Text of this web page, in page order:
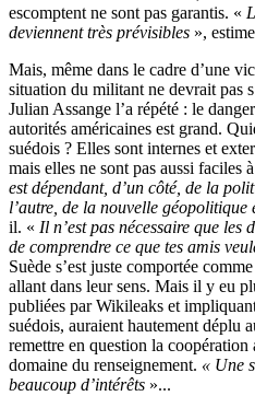
escomptent ne sont pas garantis. «
deviennent très prévisibles »,
Mais, même dans le cadre d’une
situation du militant ne devrait pas
Julian Assange l’a répété : le
autorités américaines est grand.
suédois ? Elles sont internes et
mais elles ne sont pas aussi faciles
est dépendant, d’un côté, de la
l’autre, de la nouvelle géopolitique
il. « Il n’est pas nécessaire que les
de comprendre ce que tes amis
Suède s’est juste comportée
allant dans leur sens. Mais il y eu
publiées par Wikileaks et
suédois, auraient hautement déplu
remettre en question la coopération
domaine du renseignement. « Une
beaucoup d’intérêts »...